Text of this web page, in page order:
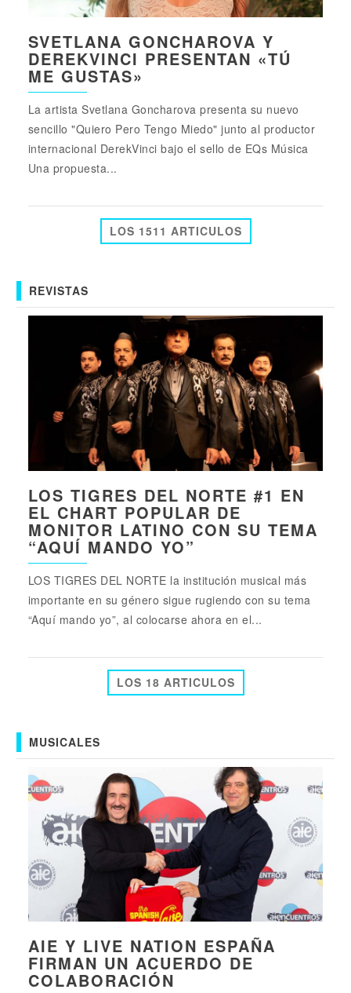
SVETLANA GONCHAROVA Y
DEREKVINCI PRESENTAN «TÚ
ME GUSTAS»
La artista Svetlana Goncharova presenta su nuevo
sencillo "Quiero Pero Tengo Miedo" junto al productor
internacional DerekVinci bajo el sello de EQs Música
Una propuesta...
LOS 1511 ARTICULOS
REVISTAS
LOS TIGRES DEL NORTE #1 EN
EL CHART POPULAR DE
MONITOR LATINO CON SU TEMA
“AQUÍ MANDO YO”
LOS TIGRES DEL NORTE la institución musical más
importante en su género sigue rugiendo con su tema
“Aquí mando yo”, al colocarse ahora en el...
LOS 18 ARTICULOS
MUSICALES
AIE Y LIVE NATION ESPAÑA
FIRMAN UN ACUERDO DE
COLABORACIÓN